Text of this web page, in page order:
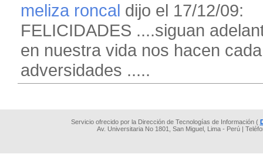
meliza roncal dijo el 17/12/09:
FELICIDADES ....siguan
en nuestra vida nos hacen
adversidades .....
Servicio ofrecido por la Dirección de Tecnologías de Información (
Av. Universitaria No 1801, San Miguel, Lima - Perú |